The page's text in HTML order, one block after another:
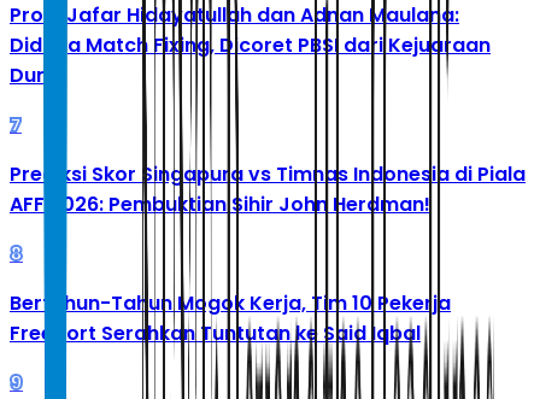
Profil Jafar Hidayatullah dan Adnan Maulana:
Diduga Match Fixing, Dicoret PBSI dari Kejuaraan
Dunia
7
Prediksi Skor Singapura vs Timnas Indonesia di Piala
AFF 2026: Pembuktian Sihir John Herdman!
8
Bertahun-Tahun Mogok Kerja, Tim 10 Pekerja
Freeport Serahkan Tuntutan ke Said Iqbal
9